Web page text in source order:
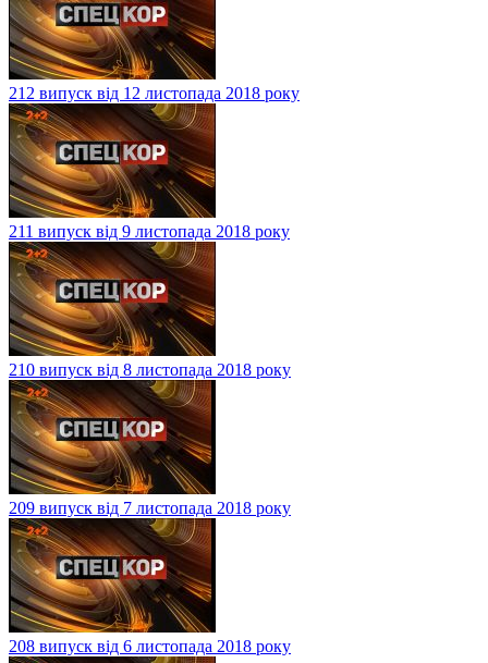
212 випуск від 12 листопада 2018 року
211 випуск від 9 листопада 2018 року
210 випуск від 8 листопада 2018 року
209 випуск від 7 листопада 2018 року
208 випуск від 6 листопада 2018 року